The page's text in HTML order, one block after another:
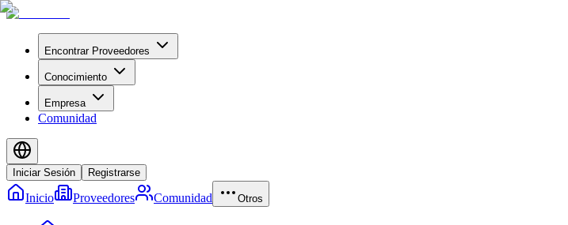
Encontrar Proveedores
Conocimiento
Empresa
Comunidad
Iniciar Sesión Registrarse
Inicio Proveedores Comunidad Otros